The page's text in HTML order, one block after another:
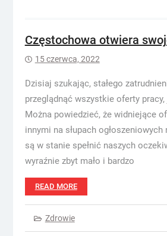
Częstochowa otwiera
15 czerwca, 2022
Dzisiaj szukając, stałego
przeglądnąć wszystkie oferty
Można powiedzieć, że widniejące
innymi na słupach
są w stanie spełnić naszych
wyraźnie zbyt mało i bardzo
READ MORE
Zdrowie